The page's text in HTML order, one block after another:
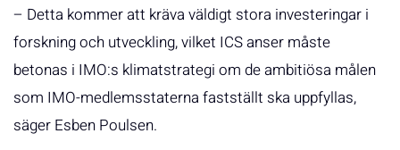
– Detta kommer att kräva väldigt stora investeringar i
forskning och utveckling, vilket ICS anser måste
betonas i IMO:s klimatstrategi om de ambitiösa målen
som IMO-medlemsstaterna fastställt ska uppfyllas,
säger Esben Poulsen.